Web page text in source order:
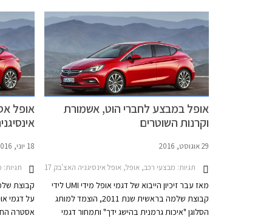
17.09.2019 בכל אולמות התצוגה של לובינסקי
ברחבי הארץ.
ונצרת
אופל במבצע לחברי הוט, אשמורת
וקרנות השוטרים
29 אוגוסט, 2016
תגיות: מבצעי רכב, אופל, אופל אינסיגניה האצ'בק 2014-2017, אופל אדם 2014-2019, אופל אסטרה ברלינה 2012-2019, אופל אסטרה האצ'בק 2016-2019, אופל אסטרה סטיישן 2016-2019, אופל מוקה 2014-2017, אופל מריבה 2014-2017, אופל קורסה 5 דלתות 2015-2019, אשמורת, אשמורת �360קרנות השוטרים
מאז עבר זיכיון הייבוא של דגמי אופל מידי UMI לידי
קבוצת שלמה בראשית שנת 2011, הוצמד למותג
הסלוגן "איכות גרמנית בהישג ידך" ותמחור דגמי
אופל
18 יוני, 2016
תגיות:
קבוצת
על דגמי
אסטרה